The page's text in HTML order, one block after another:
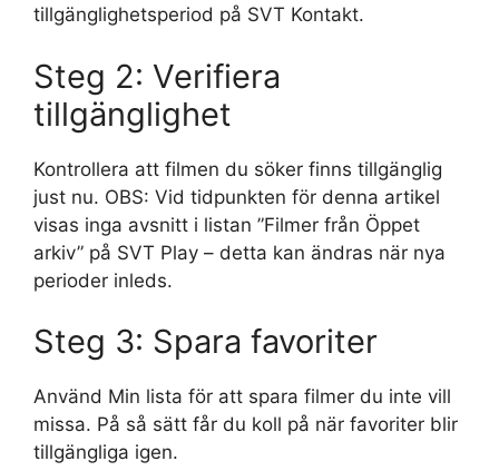
tillgänglighetsperiod på SVT Kontakt.
Steg 2: Verifiera
tillgänglighet
Kontrollera att filmen du söker finns tillgänglig
just nu. OBS: Vid tidpunkten för denna artikel
visas inga avsnitt i listan ”Filmer från Öppet
arkiv” på SVT Play – detta kan ändras när nya
perioder inleds.
Steg 3: Spara favoriter
Använd Min lista för att spara filmer du inte vill
missa. På så sätt får du koll på när favoriter blir
tillgängliga igen.